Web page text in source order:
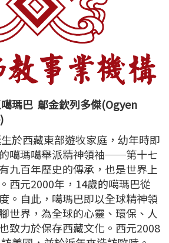
瑪巴 鄔金欽列多傑(Ogyen
西藏東部遊牧家庭，幼年時即
噶瑪噶舉派精神領袖──第十七
九百年歷史的傳承，也是世界上
西元2000年，14歲的噶瑪巴從
。自此，噶瑪巴即以全球精神領
世界，為全球的心靈、環保、人
致力於保存西藏文化。西元2008